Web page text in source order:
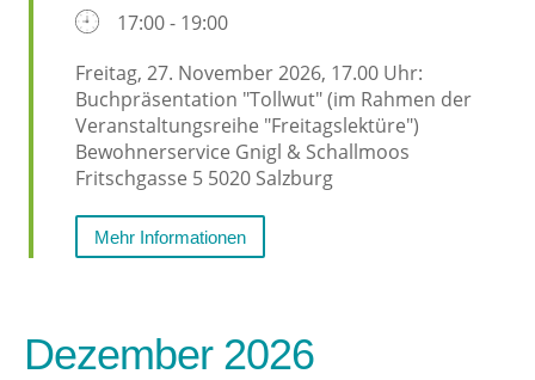
17:00 - 19:00
Freitag, 27. November 2026, 17.00 Uhr:
Buchpräsentation "Tollwut" (im Rahmen der
Veranstaltungsreihe "Freitagslektüre")
Bewohnerservice Gnigl & Schallmoos
Fritschgasse 5 5020 Salzburg
Mehr Informationen
Dezember 2026